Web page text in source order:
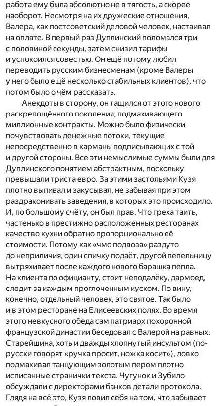
работа ему была абсолютно не в тягость, а скорее
наоборот. Несмотря на их дружеские отношения,
Валера, как постсоветский деловой человек, настаивал
на оплате. В первый раз Дуплинский поломался три
с половиной секунды, затем снизил тарифы
и успокоился совестью. Он ещё потому любил
переводить русским бизнесменам (кроме Валеры
у него было ещё несколько стабильных клиентов), что
потом было о чём рассказать.
Анекдоты в сторону, он тащился от этого нового
раскрепощённого поколения, подмахивающего
миллионные контракты. Можно было физически
почувствовать денежные потоки, текущие
непосредственно в карманы подписывающих с той
и другой стороны. Все эти немыслимые суммы были для
Дуплинского понятием абстрактным, поскольку
превышали триста евро. За этими застольями Кузя
плотно выпивал и закусывал, не забывая при этом
раздраконивать заведения, в которых это происходило.
И, по большому счёту, он был прав. Что греха таить,
частенько в престижно расположенных ресторанах
качество кухни обратно пропорционально её
стоимости. Потому как «чмо подвоза» раздуто
до неприличия, один спичку подаёт, другой пепельницу
вытряхивает после каждого нового барашка пепла.
На клиента по официанту, стоит неподалёку, дармоед,
следит за каждым проглоченным куском. По вину,
конечно, отдельный человек, это святое. Так было
и в этом ресторане на Елисеевских полях. Во время
этого невкусного обеда сам патриарх похоронной
французской династии беседовал с Валерой на равных.
Старейшина, хоть и дважды хлопнутый инсультом (по-
русски говорят «ручка просит, ножка косит»), ловко
подмахивал танцующим золотым пером плотно
исписанные странички текста. Чугунок и Зубило
обсуждали с директорами банков детали протокола.
Глядя на всё это, Кузя ловил себя на том, что забывает